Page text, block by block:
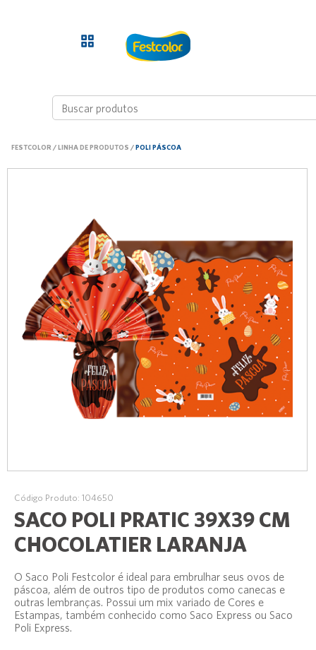
FESTCOLOR /LINHA DE PRODUTOS /POLI PÁSCOA
Código Produto: 104650
SACO POLI PRATIC 39X39 CM
CHOCOLATIER LARANJA
O Saco Poli Festcolor é ideal para embrulhar seus ovos de
páscoa, além de outros tipo de produtos como canecas e
outras lembranças. Possui um mix variado de Cores e
Estampas, também conhecido como Saco Express ou Saco
Poli Express.